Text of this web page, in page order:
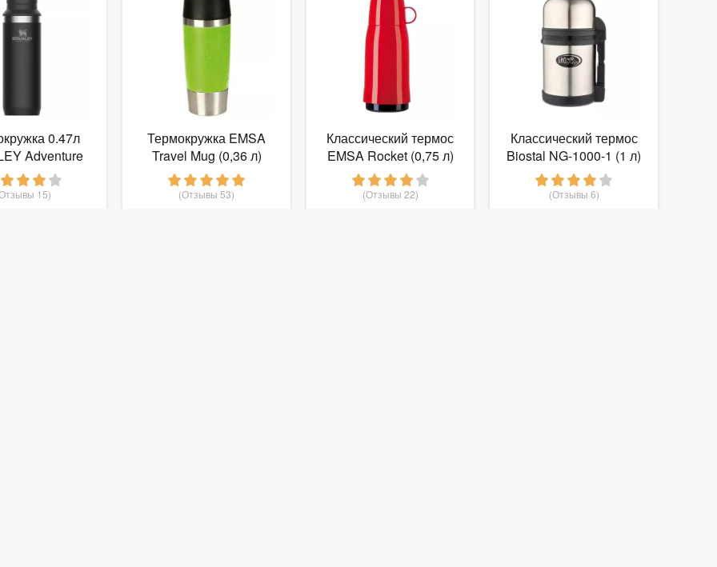
0.47л
Adventure
- Черная
02285-021)
15)
Термокружка EMSA
Travel Mug (0,36 л)
(Отзывы 53)
Классический термос
EMSA Rocket (0,75 л)
(Отзывы 22)
Классический термос
Biostal NG-1000-1 (1 л)
(Отзывы 6)